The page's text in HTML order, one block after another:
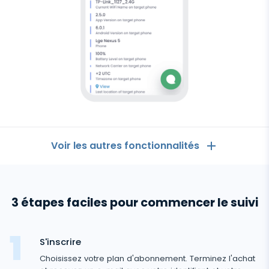
Android
Voir les autres fonctionnalités
Journaux d'appels
Comment Recevoir les Messages d'un Autre
Applications de messagerie
Applications de messagerie
Whatsapp
Médias sociaux
3 étapes faciles pour commencer le suivi
S'inscrire
Choisissez votre plan d'abonnement. Terminez l'achat